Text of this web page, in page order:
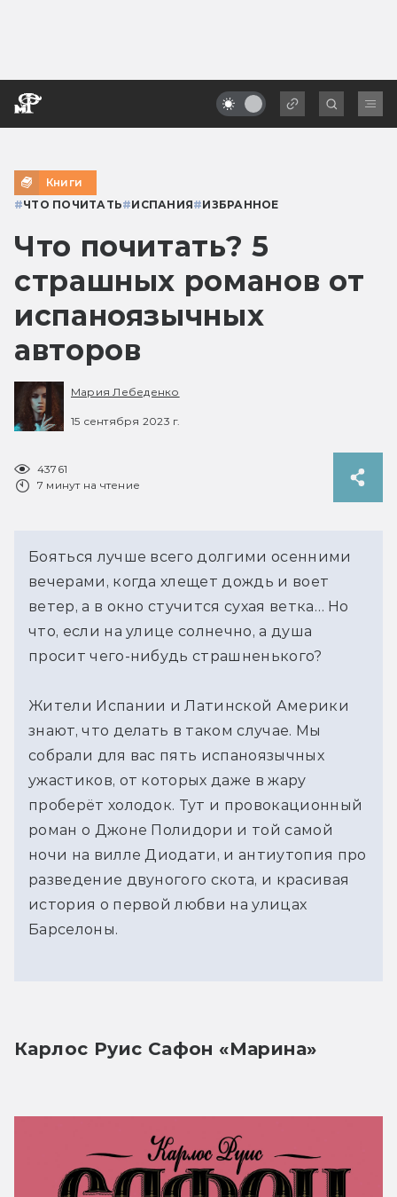
Книги
#ЧТО ПОЧИТАТЬ#ИСПАНИЯ#ИЗБРАННОЕ
Что почитать? 5
страшных романов от
испаноязычных
авторов
Мария Лебеденко
15 сентября 2023 г.
43761
7 минут на чтение
Бояться лучше всего долгими осенними
вечерами, когда хлещет дождь и воет
ветер, а в окно стучится сухая ветка… Но
что, если на улице солнечно, а душа
просит чего-нибудь страшненького?
Жители Испании и Латинской Америки
знают, что делать в таком случае. Мы
собрали для вас пять испаноязычных
ужастиков, от которых даже в жару
проберёт холодок. Тут и провокационный
роман о Джоне Полидори и той самой
ночи на вилле Диодати, и антиутопия про
разведение двуногого скота, и красивая
история о первой любви на улицах
Барселоны.
Карлос Руис Сафон «Марина»